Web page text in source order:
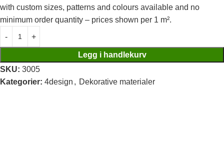
with custom sizes, patterns and colours available and no
minimum order quantity – prices shown per 1 m².
Legg i handlekurv
SKU: 3005
Kategorier: 4design , Dekorative materialer